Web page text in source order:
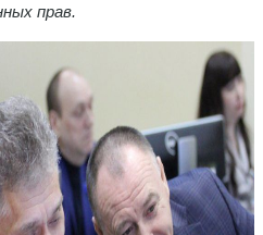
прав.